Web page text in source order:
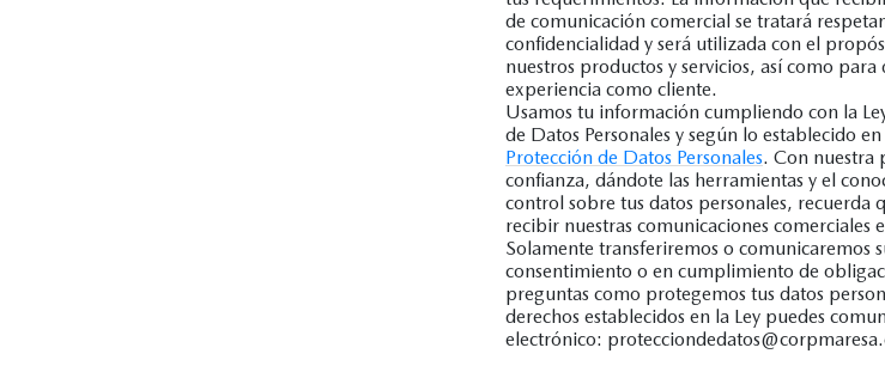
de comunicación comercial se tratará
confidencialidad y será utilizada con el
nuestros productos y servicios, así como
experiencia como cliente.
Usamos tu información cumpliendo con la
de Datos Personales y según lo establecido
Protección de Datos Personales. Con nuestra
confianza, dándote las herramientas y el
control sobre tus datos personales, recuerda
recibir nuestras comunicaciones comerciales
Solamente transferiremos o comunicaremos
consentimiento o en cumplimiento de
preguntas como protegemos tus datos
derechos establecidos en la Ley puedes
electrónico: